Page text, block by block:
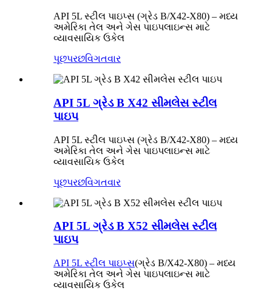
API 5L સ્ટીલ પાઇપ્સ (ગ્રેડ B/X42-X80) – મધ્ય
અમેરિકા તેલ અને ગેસ પાઇપલાઇન્સ માટે
વ્યાવસાયિક ઉકેલ
પૂછપરછવિગતવાર
API 5L ગ્રેડ B X42 સીમલેસ સ્ટીલ
પાઇપ
API 5L સ્ટીલ પાઇપ્સ (ગ્રેડ B/X42-X80) – મધ્ય
અમેરિકા તેલ અને ગેસ પાઇપલાઇન્સ માટે
વ્યાવસાયિક ઉકેલ
પૂછપરછવિગતવાર
API 5L ગ્રેડ B X52 સીમલેસ સ્ટીલ
પાઇપ
API 5L સ્ટીલ પાઇપ્સ(ગ્રેડ B/X42-X80) – મધ્ય
અમેરિકા તેલ અને ગેસ પાઇપલાઇન્સ માટે
વ્યાવસાયિક ઉકેલ